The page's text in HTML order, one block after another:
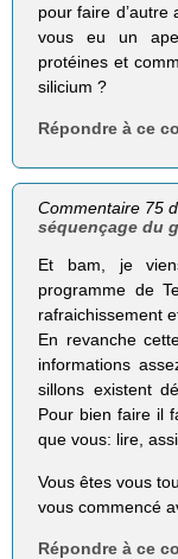
pour faire d’autre
vous eu un
protéines et
silicium ?
Répondre à ce
Commentaire 75
séquençage du
Et bam, je
programme de
rafraichissement
En revanche
informations
sillons existent
Pour bien faire il
que vous: lire,
Vous êtes vous
vous commencé
Répondre à ce